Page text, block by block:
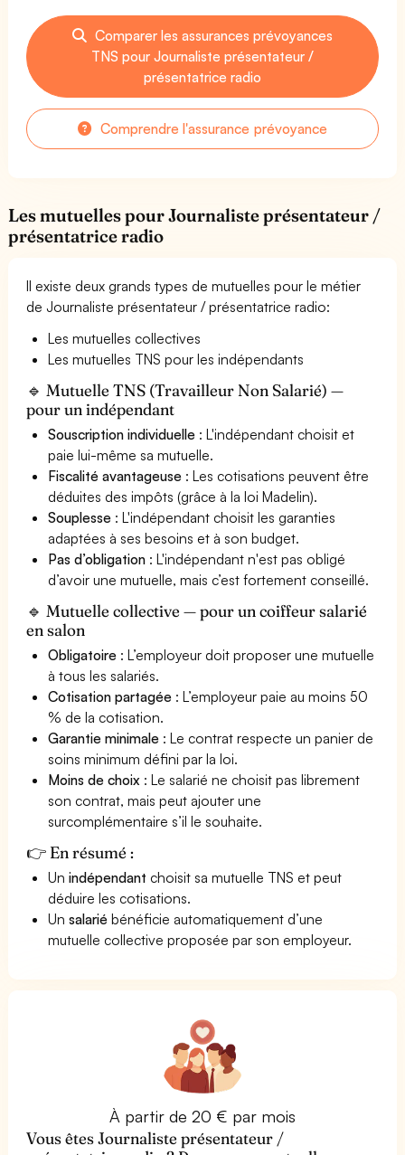
Comparer les assurances prévoyances
TNS pour Journaliste présentateur /
présentatrice radio
Comprendre l'assurance prévoyance
Les mutuelles pour Journaliste présentateur /
présentatrice radio
Il existe deux grands types de mutuelles pour le métier
de Journaliste présentateur / présentatrice radio:
Les mutuelles collectives
Les mutuelles TNS pour les indépendants
🔹 Mutuelle TNS (Travailleur Non Salarié) —
pour un indépendant
Souscription individuelle : L'indépendant choisit et
paie lui-même sa mutuelle.
Fiscalité avantageuse : Les cotisations peuvent être
déduites des impôts (grâce à la loi Madelin).
Souplesse : L'indépendant choisit les garanties
adaptées à ses besoins et à son budget.
Pas d’obligation : L'indépendant n'est pas obligé
d’avoir une mutuelle, mais c’est fortement conseillé.
🔹 Mutuelle collective — pour un coiffeur salarié
en salon
Obligatoire : L’employeur doit proposer une mutuelle
à tous les salariés.
Cotisation partagée : L’employeur paie au moins 50
% de la cotisation.
Garantie minimale : Le contrat respecte un panier de
soins minimum défini par la loi.
Moins de choix : Le salarié ne choisit pas librement
son contrat, mais peut ajouter une
surcomplémentaire s’il le souhaite.
👉 En résumé :
Unindépendant choisit sa mutuelle TNS et peut
déduire les cotisations.
Unsalarié bénéficie automatiquement d’une
mutuelle collective proposée par son employeur.
À partir de 20 € par mois
Vous êtes Journaliste présentateur /